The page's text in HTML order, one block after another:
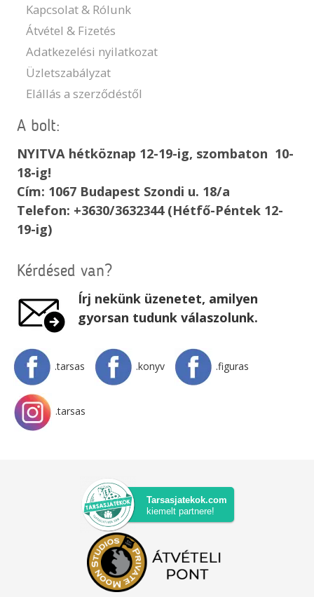
Kapcsolat & Rólunk
Átvétel & Fizetés
Adatkezelési nyilatkozat
Üzletszabályzat
Elállás a szerződéstől
A bolt:
NYITVA hétköznap 12-19-ig, szombaton 10-
18-ig!
Cím: 1067 Budapest Szondi u. 18/a
Telefon: +3630/3632344 (Hétfő-Péntek 12-
19-ig)
Kérdésed van?
Írj nekünk üzenetet, amilyen
gyorsan tudunk válaszolunk.
.tarsas .konyv .figuras
.tarsas
Tarsasjatekok.com
kiemelt partnere!